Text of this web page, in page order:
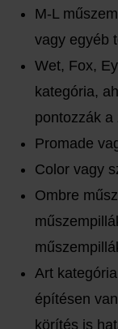
M-L
vagy egyéb
Wet, Fox,
kategória,
pontozzák a
Promade
Color vagy
Ombre
Art
építésen
körítés is